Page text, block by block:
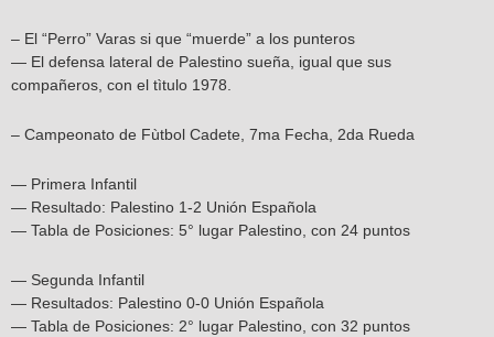
– El “Perro” Varas si que “muerde” a los punteros
— El defensa lateral de Palestino sueña, igual que sus
compañeros, con el tìtulo 1978.
– Campeonato de Fùtbol Cadete, 7ma Fecha, 2da Rueda
— Primera Infantil
— Resultado: Palestino 1-2 Unión Española
— Tabla de Posiciones: 5° lugar Palestino, con 24 puntos
— Segunda Infantil
— Resultados: Palestino 0-0 Unión Española
— Tabla de Posiciones: 2° lugar Palestino, con 32 puntos